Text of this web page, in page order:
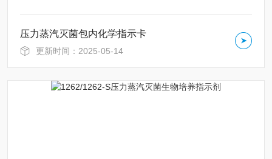
压力蒸汽灭菌包内化学指示卡
更新时间：2025-05-14